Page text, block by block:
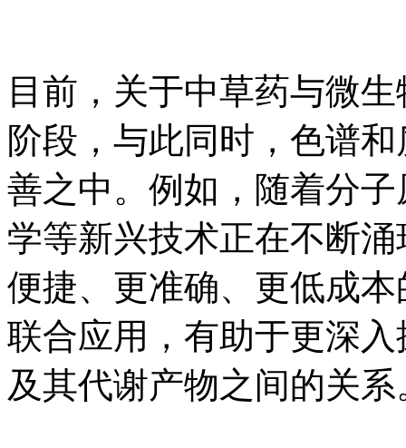
目前，关于中草药与微
阶段，与此同时，色谱
善之中。例如，随着分
学等新兴技术正在不断
便捷、更准确、更低成
联合应用，有助于更深
及其代谢产物之间的关系